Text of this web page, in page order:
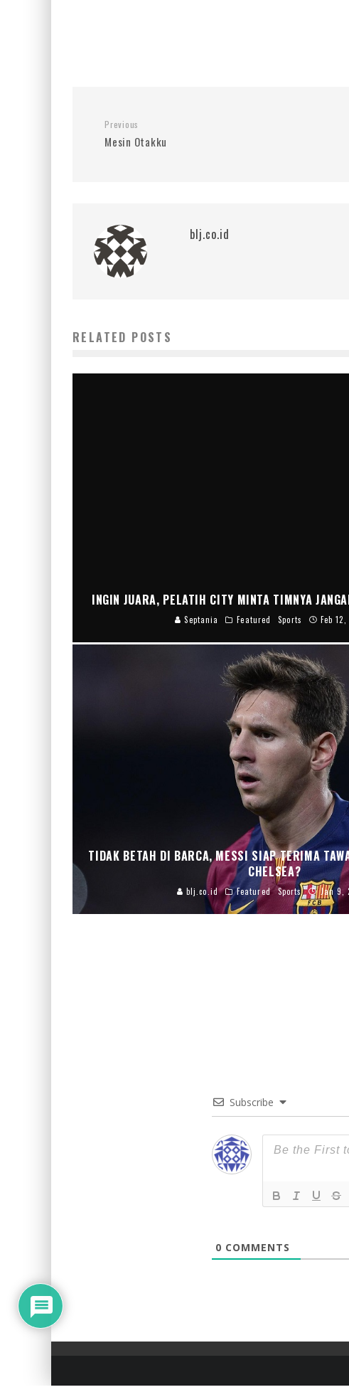
Previous
Mesin Otakku
blj.co.id
RELATED POSTS
INGIN JUARA, PELATIH CITY MINTA TIMNYA
Septania Featured Sports Feb 12,
TIDAK BETAH DI BARCA, MESSI SIAP TERIMA
CHELSEA?
blj.co.id Featured Sports Jan 9,
Subscribe
0 COMMENTS